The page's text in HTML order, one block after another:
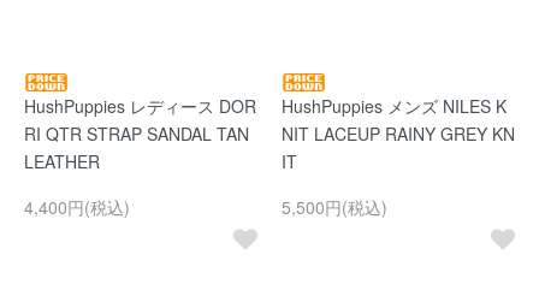
HushPuppies レディース DOR
RI QTR STRAP SANDAL TAN
LEATHER
4,400円(税込)
HushPuppies メンズ NILES K
NIT LACEUP RAINY GREY KN
IT
5,500円(税込)